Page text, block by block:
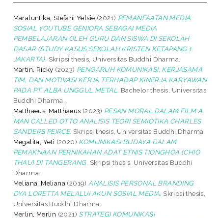
Maraluntika, Stefani Yelsie (2021) PEMANFAATAN MEDIA
SOSIAL YOUTUBE GENIORA SEBAGAI MEDIA
PEMBELAJARAN OLEH GURU DAN SISWA DI SEKOLAH
DASAR (STUDY KASUS SEKOLAH KRISTEN KETAPANG 1
JAKARTA). Skripsi thesis, Universitas Buddhi Dharma.
Martin, Ricky (2023) PENGARUH KOMUNIKASI, KERJASAMA
TIM, DAN MOTIVASI KERJA TERHADAP KINERJA KARYAWAN
PADA PT. ALBA UNGGUL METAL. Bachelor thesis, Universitas
Buddhi Dharma.
Matthaeus, Matthaeus (2023) PESAN MORAL DALAM FILM A
MAN CALLED OTTO ANALISIS TEORI SEMIOTIKA CHARLES
SANDERS PEIRCE. Skripsi thesis, Universitas Buddhi Dharma.
Megalita, Yeti (2020) KOMUNIKASI BUDAYA DALAM
PEMAKNAAN PERNIKAHAN ADAT ETNIS TIONGHOA (CHIO
THAU) DI TANGERANG. Skripsi thesis, Universitas Buddhi
Dharma.
Meliana, Meliana (2019) ANALISIS PERSONAL BRANDING
DYA LORETTA MELALUI AKUN SOSIAL MEDIA. Skripsi thesis,
Universitas Buddhi Dharma.
Merlin, Merlin (2021) STRATEGI KOMUNIKASI